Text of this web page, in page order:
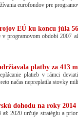
eurofondov pre
EÚ ku koncu júla
v programovom období 2007
platby za 413
platieb v rámci
načas nepreplatila stovky
dohodu na roky 2014
až 2020 určuje stratégiu a